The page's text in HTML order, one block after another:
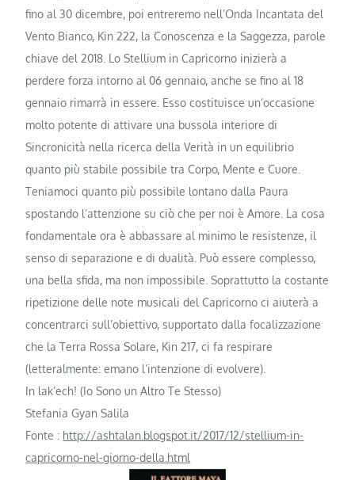
fino al 30 dicembre, poi entreremo nell’Onda Incantata del
Vento Bianco, Kin 222, la Conoscenza e la Saggezza, parole
chiave del 2018. Lo Stellium in Capricorno inizierà a
perdere forza intorno al 06 gennaio, anche se fino al 18
gennaio rimarrà in essere. Esso costituisce un’occasione
molto potente di attivare una bussola interiore di
Sincronicità nella ricerca della Verità in un equilibrio
quanto più stabile possibile tra Corpo, Mente e Cuore.
Teniamoci quanto più possibile lontano dalla Paura
spostando l’attenzione su ciò che per noi è Amore. La cosa
fondamentale ora è abbassare al minimo le resistenze, il
senso di separazione e di dualità. Può essere complesso,
una bella sfida, ma non impossibile. Soprattutto la costante
ripetizione delle note musicali del Capricorno ci aiuterà a
concentrarci sull’obiettivo, supportato dalla focalizzazione
che la Terra Rossa Solare, Kin 217, ci fa respirare
(letteralmente: emano l’intenzione di evolvere).
In lak’ech! (Io Sono un Altro Te Stesso)
Stefania Gyan Salila
Fonte : http://ashtalan.blogspot.it/2017/12/stellium-in-
capricorno-nel-giorno-della.html